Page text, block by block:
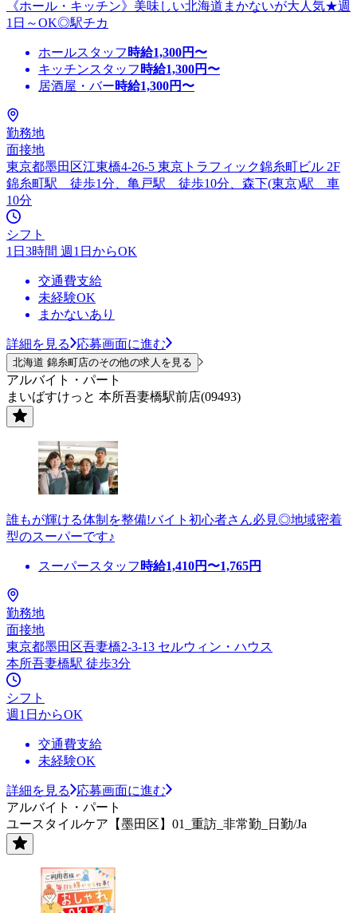
《ホール・キッチン》美味しい北海道まかないが大人気★週
1日～OK◎駅チカ
ホールスタッフ 時給1,300円〜
キッチンスタッフ 時給1,300円〜
居酒屋・バー時給1,300円〜
勤務地
面接地
東京都墨田区江東橋4-26-5 東京トラフィック錦糸町ビル 2F
錦糸町駅 徒歩1分、亀戸駅 徒歩10分、森下(東京)駅 車
10分
シフト
1日3時間 週1日からOK
交通費支給
未経験OK
まかないあり
詳細を見る 応募画面に進む
北海道 錦糸町店のその他の求人を見る
アルバイト・パート
まいばすけっと 本所吾妻橋駅前店(09493)
誰もが輝ける体制を整備!バイト初心者さん必見◎地域密着
型のスーパーです♪
スーパースタッフ 時給1,410円〜1,765円
勤務地
面接地
東京都墨田区吾妻橋2-3-13 セルウィン・ハウス
本所吾妻橋駅 徒歩3分
シフト
週1日からOK
交通費支給
未経験OK
詳細を見る
応募画面に進む
アルバイト・パート
ユースタイルケア【墨田区】01_重訪_非常勤_日勤/Ja